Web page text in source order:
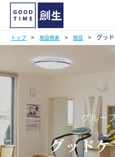
トップ > 施設検索 > 施設 > グッ
グルー
グッド